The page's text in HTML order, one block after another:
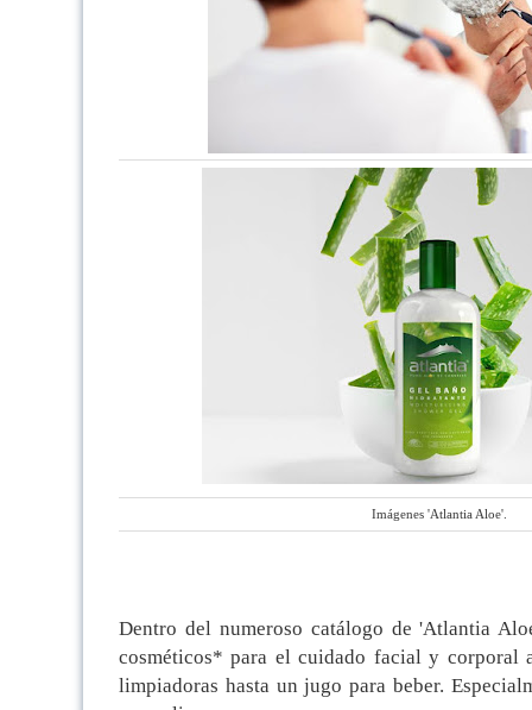
Imágenes 'Atlantia Aloe'.
Dentro del numeroso catálogo de 'Atlantia
cosméticos* para el cuidado facial y corporal
limpiadoras hasta un jugo para beber.